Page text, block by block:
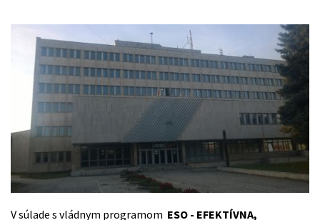
V súlade s vládnym programom ESO - EFEKTÍVNA,